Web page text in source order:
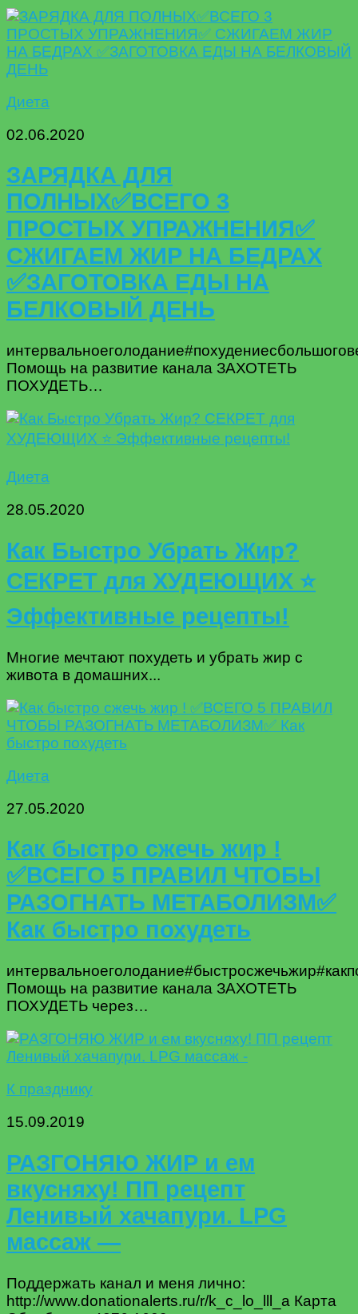
Диета
02.06.2020
ЗАРЯДКА ДЛЯ
ПОЛНЫХ✅ВСЕГО 3
ПРОСТЫХ УПРАЖНЕНИЯ✅
СЖИГАЕМ ЖИР НА БЕДРАХ
✅ЗАГОТОВКА ЕДЫ НА
БЕЛКОВЫЙ ДЕНЬ
Помощь на развитие канала ЗАХОТЕТЬ
ПОХУДЕТЬ…
Диета
28.05.2020
Как Быстро Убрать Жир?
СЕКРЕТ для ХУДЕЮЩИХ ⭐
Эффективные рецепты!
Многие мечтают похудеть и убрать жир с
живота в домашних...
Диета
27.05.2020
Как быстро сжечь жир !
✅ВСЕГО 5 ПРАВИЛ ЧТОБЫ
РАЗОГНАТЬ МЕТАБОЛИЗМ✅
Как быстро похудеть
Помощь на развитие канала ЗАХОТЕТЬ
ПОХУДЕТЬ через…
К празднику
15.09.2019
РАЗГОНЯЮ ЖИР и ем
вкусняху! ПП рецепт
Ленивый хачапури. LPG
массаж —
Поддержать канал и меня лично:
http://www.donationalerts.ru/r/k_c_lo_lll_a Карта